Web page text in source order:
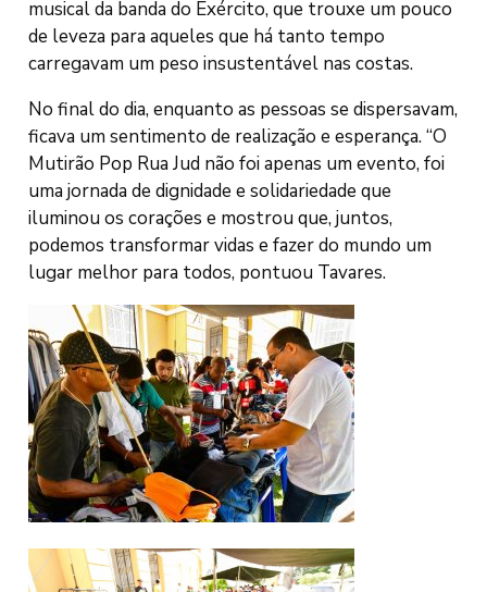
musical da banda do Exército, que trouxe um pouco
de leveza para aqueles que há tanto tempo
carregavam um peso insustentável nas costas.
No final do dia, enquanto as pessoas se dispersavam,
ficava um sentimento de realização e esperança. “O
Mutirão Pop Rua Jud não foi apenas um evento, foi
uma jornada de dignidade e solidariedade que
iluminou os corações e mostrou que, juntos,
podemos transformar vidas e fazer do mundo um
lugar melhor para todos, pontuou Tavares.